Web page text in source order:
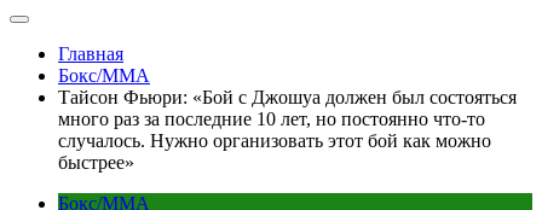
Главная
Бокс/MMA
Тайсон Фьюри: «Бой с Джошуа должен был состояться
много раз за последние 10 лет, но постоянно что-то
случалось. Нужно организовать этот бой как можно
быстрее»
Бокс/MMA